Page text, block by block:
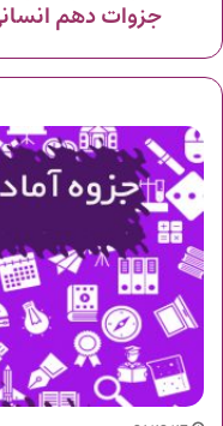
جزوات دهم